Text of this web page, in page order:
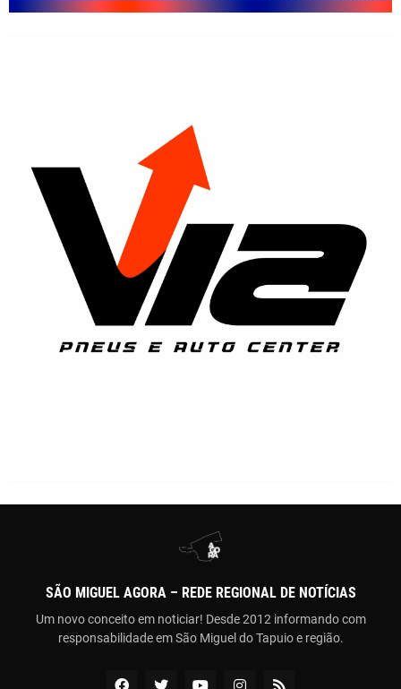
SÃO MIGUEL AGORA – REDE REGIONAL DE NOTÍCIAS
Um novo conceito em noticiar! Desde 2012 informando com
responsabilidade em São Miguel do Tapuio e região.